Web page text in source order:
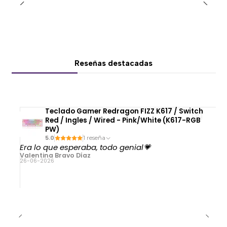
Estudio
🔗 Escritorio libre de cables
La conectividad Bluetooth permite mantener una
configuración más limpia y organizada, ideal para
notebooks y espacios reducidos.
productividad.
Reseñas destacadas
Teclado Gamer Redragon FIZZ K617 / Switch
Red / Ingles / Wired - Pink/White (K617-RGB
PW)
5.0 1 reseña
Era lo que esperaba, todo genial💗
Valentina Bravo Díaz
26-06-2026